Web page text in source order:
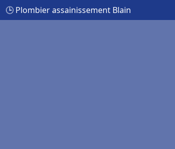
🕒 Plombier assainissement Blain